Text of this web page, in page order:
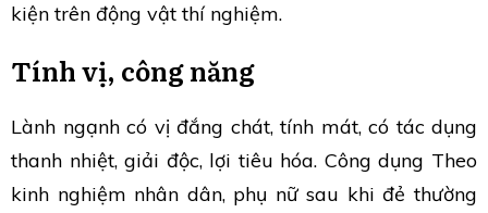
kiện trên động vật thí nghiệm.
Tính vị, công năng
Lành ngạnh có vị đắng chát, tính mát, có tác dụng
thanh nhiệt, giải độc, lợi tiêu hóa. Công dụng Theo
kinh nghiệm nhân dân, phụ nữ sau khi đẻ thường